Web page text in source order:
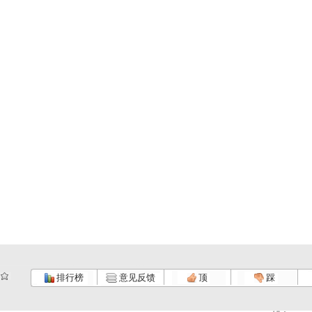
排行榜 意见反馈 顶 踩